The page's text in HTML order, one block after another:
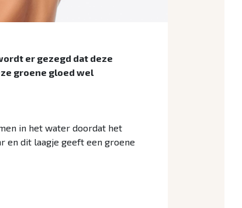
er gezegd dat deze
groene gloed wel
in het water doordat het
en dit laagje geeft een groene